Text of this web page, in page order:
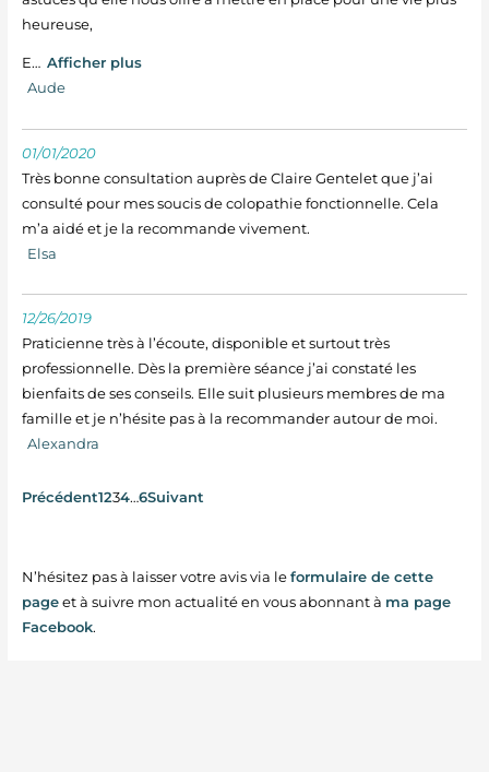
heureuse,
E
Afficher plus
Aude
01/01/2020
Très bonne consultation auprès de Claire Gentelet que j’ai
consulté pour mes soucis de colopathie fonctionnelle. Cela
m’a aidé et je la recommande vivement.
Elsa
12/26/2019
Praticienne très à l’écoute, disponible et surtout très
professionnelle. Dès la première séance j’ai constaté les
bienfaits de ses conseils. Elle suit plusieurs membres de ma
famille et je n’hésite pas à la recommander autour de moi.
Alexandra
Navigation
PrécédentPage
1Page
2Page
3Page
4…Page
6Suivant
N’hésitez pas à laisser votre avis via le formulaire de cette
pageet à suivre mon actualité en vous abonnant à ma page
Facebook.